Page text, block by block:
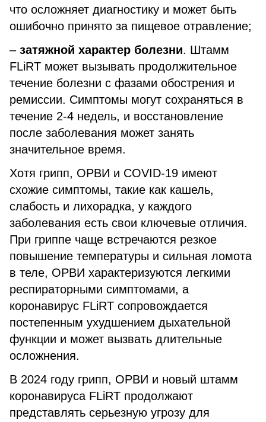
что осложняет диагностику и может быть
ошибочно принято за пищевое отравление;
– затяжной характер болезни. Штамм
FLiRT может вызывать продолжительное
течение болезни с фазами обострения и
ремиссии. Симптомы могут сохраняться в
течение 2-4 недель, и восстановление
после заболевания может занять
значительное время.
Хотя грипп, ОРВИ и COVID-19 имеют
схожие симптомы, такие как кашель,
слабость и лихорадка, у каждого
заболевания есть свои ключевые отличия.
При гриппе чаще встречаются резкое
повышение температуры и сильная ломота
в теле, ОРВИ характеризуются легкими
респираторными симптомами, а
коронавирус FLiRT сопровождается
постепенным ухудшением дыхательной
функции и может вызвать длительные
осложнения.
В 2024 году грипп, ОРВИ и новый штамм
коронавируса FLiRT продолжают
представлять серьезную угрозу для